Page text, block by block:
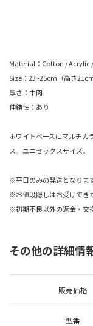
Material：Cotton / Acrylic
Size：23~25cm（高さ21cm
厚さ：中肉
伸縮性：あり
ホワイトベースにマルチカ
ス。ユニセックスサイズ。
※平日のみの発送となります
※お値段隠しはお受けでき
※初期不良以外の返金・交
その他の詳細情
販売価格
型番